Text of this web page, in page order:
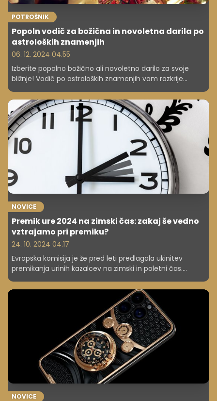
POTROŠNIK
Popoln vodič za božična in novoletna darila po
astroloških znamenjih
06. 12. 2024 04.55
Izberite popolno božično ali novoletno darilo za svoje
bližnje! Vodič po astroloških znamenjih vam razkrije
NOVICE
Premik ure 2024 na zimski čas: zakaj še vedno
vztrajamo pri premiku?
24. 10. 2024 04.17
Evropska komisija je že pred leti predlagala ukinitev
premikanja urinih kazalcev na zimski in poletni čas.
prebivalci EU. A nato se je vse ustavilo. Tako da bomo
spet prav kmalu premaknili ure na zimski čas. Kdaj?
NOVICE